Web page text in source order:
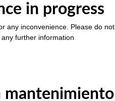
in progress
any inconvenience. Please do not
further information
mantenimiento